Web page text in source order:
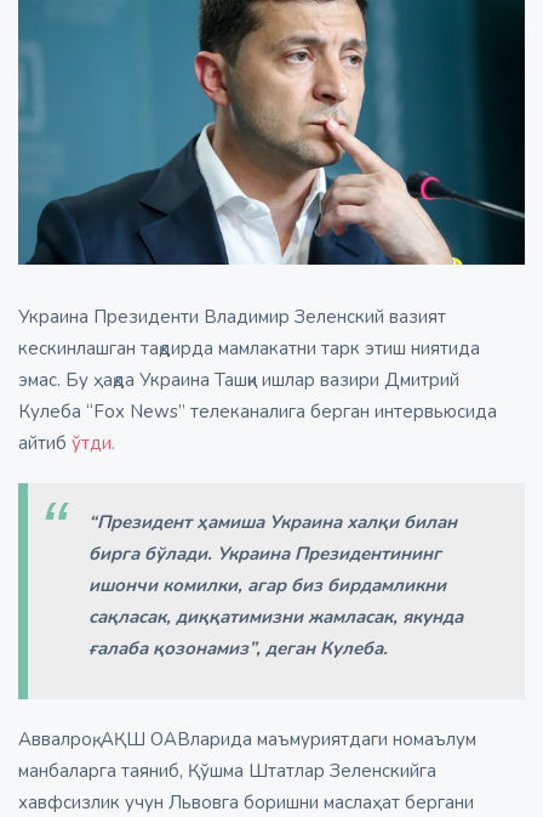
Украина Президенти Владимир Зеленский вазият
кескинлашган тақдирда мамлакатни тарк этиш ниятида
эмас. Бу ҳақда Украина Ташқи ишлар вазири Дмитрий
Кулеба “Fox News” телеканалига берган интервьюсида
айтиб ўтди.
“Президент ҳамиша Украина халқи билан
бирга бўлади. Украина Президентининг
ишончи комилки, агар биз бирдамликни
сақласак, диққатимизни жамласак, якунда
ғалаба қозонамиз”, деган Кулеба.
Аввалроқ, АҚШ ОАВларида маъмуриятдаги номаълум
манбаларга таяниб, Қўшма Штатлар Зеленскийга
хавфсизлик учун Львовга боришни маслаҳат бергани